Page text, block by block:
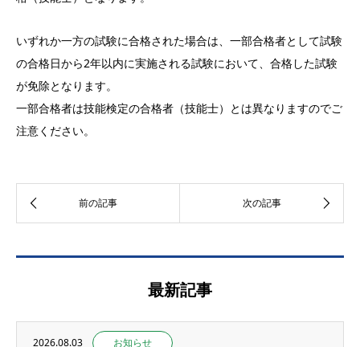
いずれか一方の試験に合格された場合は、一部合格者として試験
の合格日から2年以内に実施される試験において、合格した試験
が免除となります。
一部合格者は技能検定の合格者（技能士）とは異なりますのでご
注意ください。
最新記事
2026.08.03 お知らせ